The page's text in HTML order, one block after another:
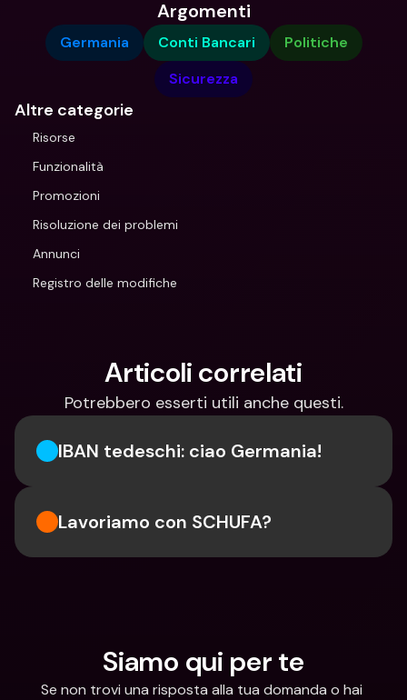
Argomenti
Germania Conti Bancari
Politiche
Sicurezza
Altre categorie
Risorse
Funzionalità
Promozioni
Risoluzione dei problemi
Annunci
Registro delle modifiche
Articoli correlati
Potrebbero esserti utili anche questi.
IBAN tedeschi: ciao Germania!
Lavoriamo con SCHUFA?
Siamo qui per te
Se non trovi una risposta alla tua domanda o hai